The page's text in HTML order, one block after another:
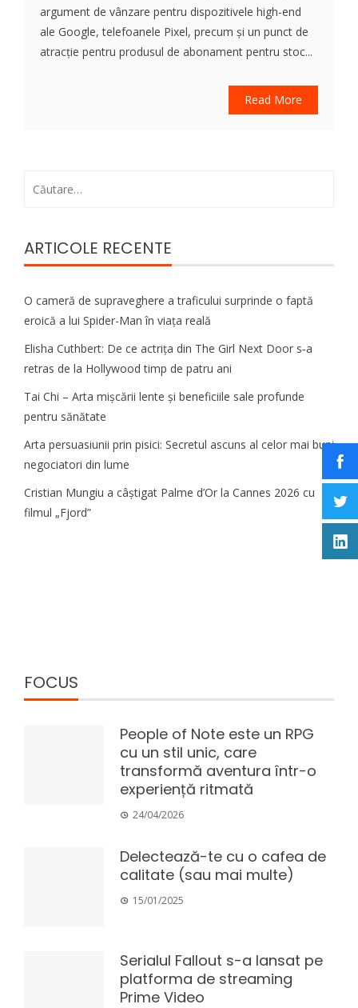
argument de vânzare pentru dispozitivele high-end
ale Google, telefoanele Pixel, precum și un punct de
atracție pentru produsul de abonament pentru stoc...
Read More
ARTICOLE RECENTE
O cameră de supraveghere a traficului surprinde o faptă
eroică a lui Spider-Man în viața reală
Elisha Cuthbert: De ce actrița din The Girl Next Door s‑a
retras de la Hollywood timp de patru ani
Tai Chi – Arta mișcării lente și beneficiile sale profunde
pentru sănătate
Arta persuasiunii prin pisici: Secretul ascuns al celor mai buni
negociatori din lume
Cristian Mungiu a câștigat Palme d’Or la Cannes 2026 cu
filmul „Fjord”
FOCUS
People of Note este un RPG
cu un stil unic, care
transformă aventura într-o
experiență ritmată
24/04/2026
Delectează-te cu o cafea de
calitate (sau mai multe)
15/01/2025
Serialul Fallout s-a lansat pe
platforma de streaming
Prime Video